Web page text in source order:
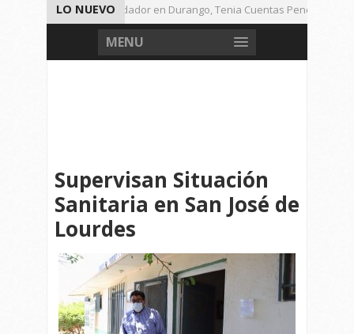
LO NUEVO
Detienen a Defraudador en Durango, Tenia Cuentas Pendientes en
Presenta Presidenta Sheinbaum, 10 Acciones Para Explotación de
MENU
Supervisan Situación
Sanitaria en San José de
Lourdes